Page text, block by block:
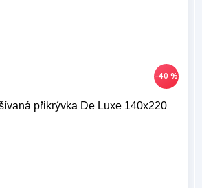
–40 %
přikrývka De Luxe 140x220